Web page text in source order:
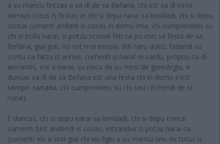
a su mancu fintzas a sa dì de sa Befana, chi est sa dì innoi
serraus totus is festas (e chi si depu narai sa beridadi, chi si depu
contai cumenti andant is cosas in domu mia, chi cumprendeis su
chi si bollu narai, si potzu scoviai feti ca po mei sa festa de sa
Befana, giai giai, no est mai esistia, ddi naru diaici, fadendi su
contu ca fatzu is annus, cumenti si narat in sardu, pròpriu sa dì
ainnantis, est a narai, su cincu de su mesi de gennàrgiu, e
duncas sa dì de sa Befana est una festa chi in domu s'est
sèmpiri sartada, chi cumprendeis su chi seu circhendi de si
narai).
E duncas, chi si depu narai sa beridadi, chi si depu contai
cumenti funt andendi is cosas, intzandus si potzu narai ca
(cumenti eis a sciri giai chi eis lìgiu a su mancu unu de totus is